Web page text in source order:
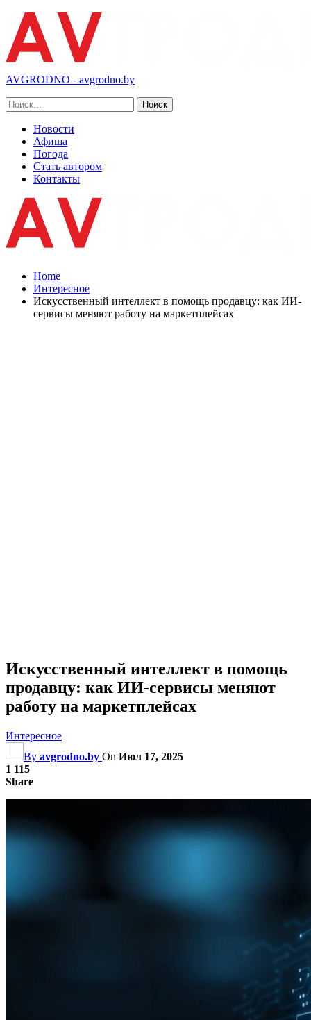
AVGRODNO - avgrodno.by
Новости
Афиша
Погода
Стать автором
Контакты
Home
Интересное
Искусственный интеллект в помощь продавцу: как ИИ-
сервисы меняют работу на маркетплейсах
Искусственный интеллект в помощь
продавцу: как ИИ-сервисы меняют
работу на маркетплейсах
Интересное
By avgrodno.by On Июл 17, 2025
1 115
Share